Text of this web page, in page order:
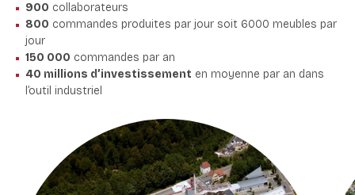
900 collaborateurs
800 commandes produites par jour soit 6000 meubles par
jour
150 000 commandes par an
40 millions d’investissement en moyenne par an dans
l’outil industriel